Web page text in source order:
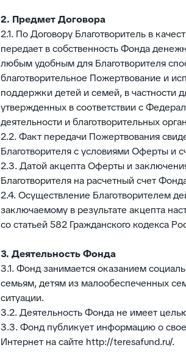
2. Предмет Договора
2.1. По Договору Благотворитель в
передает в собственность Фонда
любым удобным для Благотворителя
благотворительное Пожертвование и
поддержки детей и семей, в частности
утвержденных в соответствии с
деятельности и благотворительных
2.2. Факт передачи Пожертвования
Благотворителя с условиями Оферты и
2.3. Датой акцепта Оферты и
Благотворителя на расчетный счет
2.4. Осуществление Благотворителем
заключаемому в результате акцепта
со статьей 582 Гражданского кодекса
3. Деятельность Фонда
3.1. Фонд занимается оказанием
семьям, детям из малообеспеченных
ситуации.
3.2. Деятельность Фонда не имеет
3.3. Фонд публикует информацию о
Интернет на сайте http://teresafund.ru/.